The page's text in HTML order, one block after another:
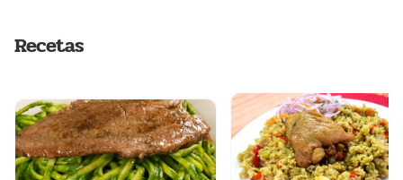
Recetas